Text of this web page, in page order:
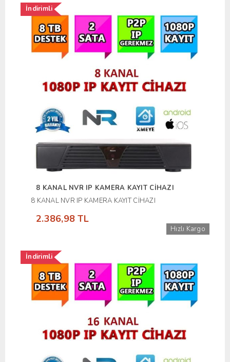
8 KANAL NVR IP KAMERA KAYIT CİHAZI
8 KANAL NVR IP KAMERA KAYIT CİHAZI
2.386,98 TL
İndirimli
Hızlı Kargo
İndirimli